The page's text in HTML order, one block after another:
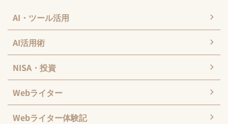
AI・ツール活用
AI活用術
NISA・投資
Webライター
Webライター体験記